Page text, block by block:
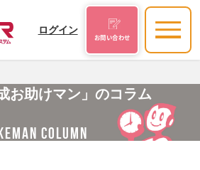
ログイン
お問い合わせ
お助けマン」のコラム
COLUMN